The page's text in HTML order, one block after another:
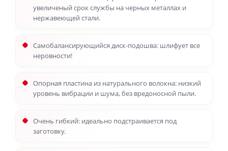
увеличеный срок службы на черных металлах и
нержавеющей стали.
Самобалансирующийся диск-подошва: шлифует все
неровности!
Опорная пластина из натурального волокна: низкий
уровень вибрации и шума, без вредоносной пыли.
Очень гибкий: идеально подстраивается под
заготовку.